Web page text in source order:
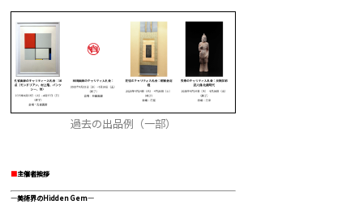
過去の出品例（一部）
■主催者挨拶
―美術界のHidden Gem―